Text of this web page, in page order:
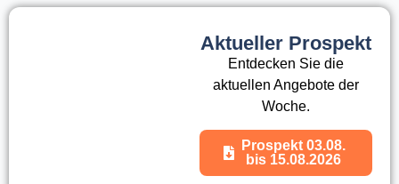
Aktueller Prospekt
Entdecken Sie die
aktuellen Angebote der
Woche.
Prospekt 03.08.
bis 15.08.2026